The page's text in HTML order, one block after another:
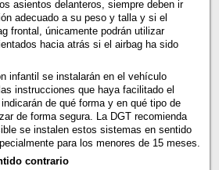
asientos delanteros, siempre deben ir
adecuado a su peso y talla y si el
frontal, únicamente podrán utilizar
hacia atrás si el airbag ha sido
infantil se instalarán en el vehículo
instrucciones que haya facilitado el
de qué forma y en qué tipo de
de forma segura. La DGT recomienda
se instalen estos sistemas en sentido
para los menores de 15 meses.
contrario